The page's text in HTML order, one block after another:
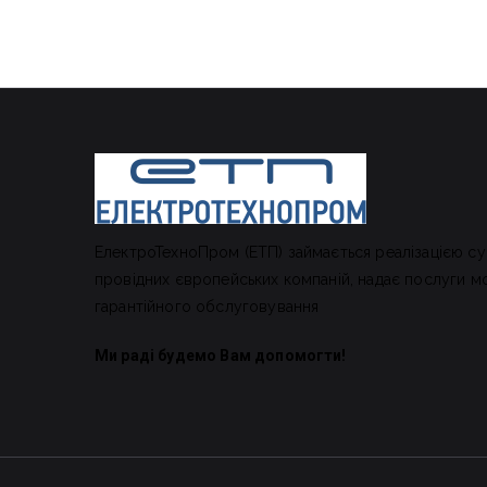
ЕлектроТехноПром (ЕТП) займається реалізацією
провідних європейських компаній, надає послуги
гарантійного обслуговування
Ми раді будемо Вам допомогти!